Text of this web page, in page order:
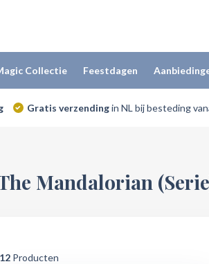
Collectie Feestdagen
Gratis verzendingin NL bij besteding
Mandalorian
12Producten